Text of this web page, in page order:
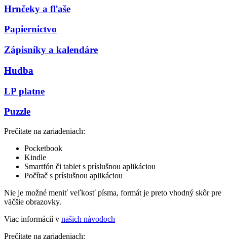
Hrnčeky a fľaše
Papiernictvo
Zápisníky a kalendáre
Hudba
LP platne
Puzzle
Prečítate na zariadeniach:
Pocketbook
Kindle
Smartfón či tablet s príslušnou aplikáciou
Počítač s príslušnou aplikáciou
Nie je možné meniť veľkosť písma, formát je preto vhodný skôr pre
väčšie obrazovky.
Viac informácií v našich návodoch
Prečítate na zariadeniach: